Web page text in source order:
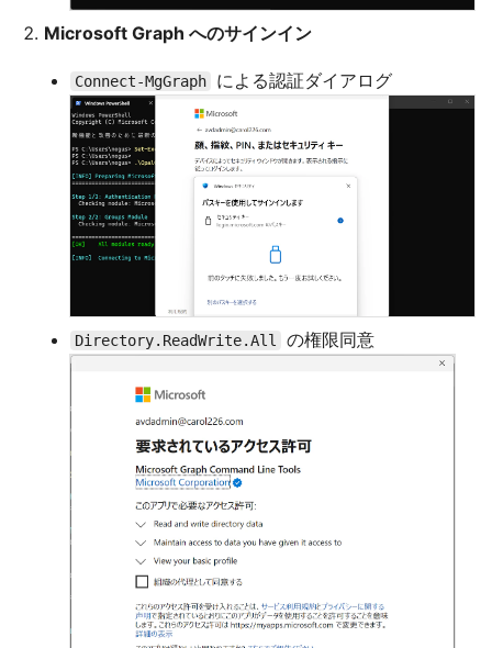
Microsoft Graph へのサインイン
Connect-MgGraph による認証ダイアログ
Directory.ReadWrite.All の権限同意